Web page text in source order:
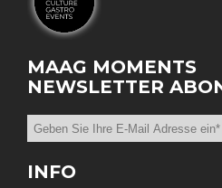
MAAG MOMENTS
NEWSLETTER
INFO